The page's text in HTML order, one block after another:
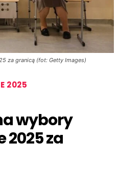
za granicą (fot: Getty Images)
2025
wybory
2025 za